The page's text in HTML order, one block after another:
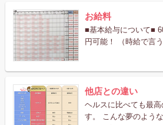
お給料
■基本給与について■
円可能！ （時給で言
他店との違い
ヘルスに比べても最
す。 こんな夢のよう